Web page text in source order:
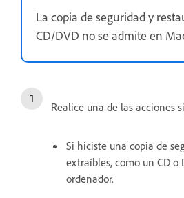
La copia de seguridad y
CD/DVD no se admite en
Realice una de las acciones
Si hiciste una copia de
extraíbles, como un CD o
ordenador.